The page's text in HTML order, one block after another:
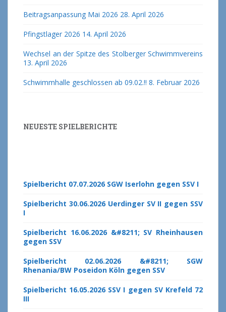
Beitragsanpassung Mai 2026 28. April 2026
Pfingstlager 2026 14. April 2026
Wechsel an der Spitze des Stolberger Schwimmvereins
13. April 2026
Schwimmhalle geschlossen ab 09.02.!! 8. Februar 2026
NEUESTE SPIELBERICHTE
Spielbericht 07.07.2026 SGW Iserlohn gegen SSV I
Spielbericht 30.06.2026 Uerdinger SV II gegen SSV
I
Spielbericht 16.06.2026 &#8211; SV Rheinhausen
gegen SSV
Spielbericht 02.06.2026 &#8211; SGW
Rhenania/BW Poseidon Köln gegen SSV
Spielbericht 16.05.2026 SSV I gegen SV Krefeld 72
III